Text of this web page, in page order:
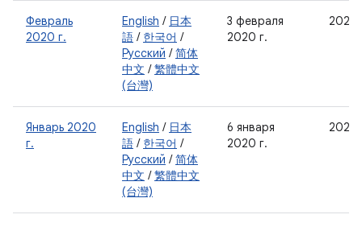
Февраль
2020 г.
English / 日本
語 / 한국어 /
Русский /简体
中文 /繁體中文
(台灣)
3 февраля
2020 г.
Январь 2020
г.
English / 日本
語 / 한국어 /
Русский /简体
中文 /繁體中文
(台灣)
6 января
2020 г.